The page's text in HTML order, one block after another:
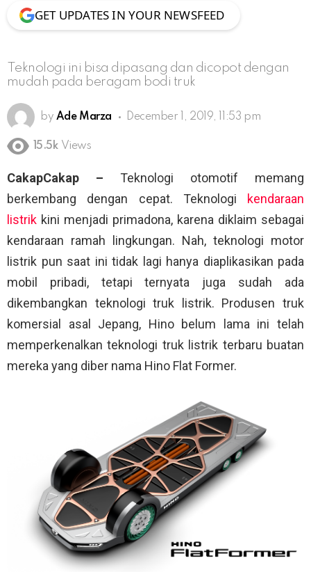
GET UPDATES IN YOUR NEWSFEED
Teknologi ini bisa dipasang dan dicopot dengan
mudah pada beragam bodi truk
by Ade Marza December 1, 2019, 11:53 pm
15.5k Views
CakapCakap – Teknologi otomotif memang
berkembang dengan cepat. Teknologi kendaraan
listrik kini menjadi primadona, karena diklaim sebagai
kendaraan ramah lingkungan. Nah, teknologi motor
listrik pun saat ini tidak lagi hanya diaplikasikan pada
mobil pribadi, tetapi ternyata juga sudah ada
dikembangkan teknologi truk listrik. Produsen truk
komersial asal Jepang, Hino belum lama ini telah
memperkenalkan teknologi truk listrik terbaru buatan
mereka yang diber nama Hino Flat Former.